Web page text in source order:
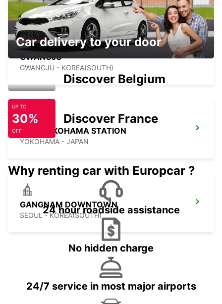
GWANGJU
GWANGJU - KOREA(SOUTH)
SHIN YOKOHAMA STATION
YOKOHAMA - JAPAN
GANGNAM DOWNTOWN
SEOUL - KOREA(SOUTH)
Car delivery to your door
Discover Belgium
UP TO
30%
OFF
Discover France
Why renting car with Europcar ?
24 hour roadside assistance
No hidden charge
24/7 service in most major airports